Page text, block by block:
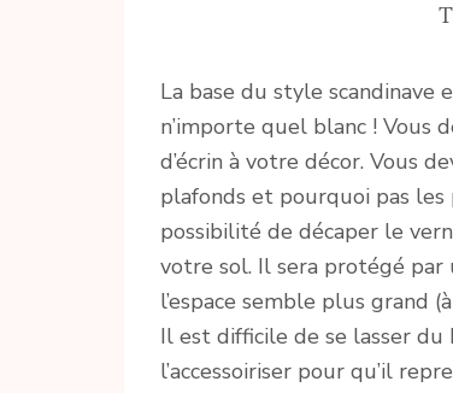
La base du style scandinave
n’importe quel blanc ! Vous
d’écrin à votre décor. Vous
plafonds et pourquoi pas les
possibilité de décaper le
votre sol. Il sera protégé par
l’espace semble plus grand
Il est difficile de se lasser
l’accessoiriser pour qu’il